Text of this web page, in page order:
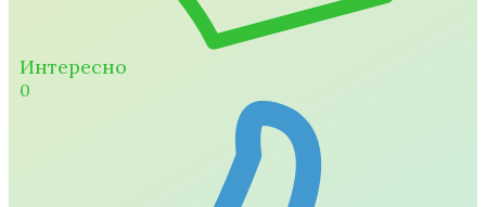
Интересно
0